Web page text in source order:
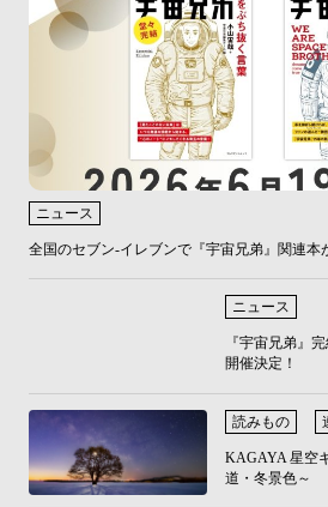
全国のセブン‐イレブンで『宇宙兄弟』関連本
ニュース
『宇宙兄弟』
開催決定！
ニュース
KAGAYA 星空
道・冬景色～
読みもの